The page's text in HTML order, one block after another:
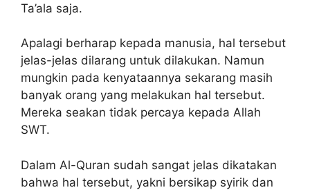
Ta’ala saja.
Apalagi berharap kepada manusia, hal tersebut
jelas-jelas dilarang untuk dilakukan. Namun
mungkin pada kenyataannya sekarang masih
banyak orang yang melakukan hal tersebut.
Mereka seakan tidak percaya kepada Allah
SWT.
Dalam Al-Quran sudah sangat jelas dikatakan
bahwa hal tersebut, yakni bersikap syirik dan